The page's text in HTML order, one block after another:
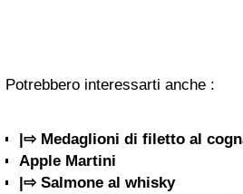
Potrebbero interessarti anche :
|⇨ Medaglioni di filetto al
Apple Martini
|⇨ Salmone al whisky